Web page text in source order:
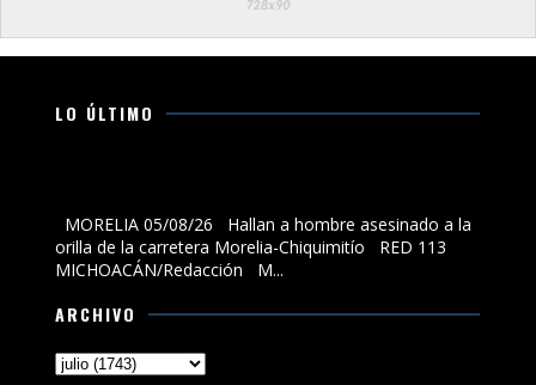
LO ÚLTIMO
MORELIA 05/08/26 Hallan a hombre asesinado a la
orilla de la carretera Morelia-Chiquimitío RED 113
MICHOACÁN/Redacción M...
ARCHIVO